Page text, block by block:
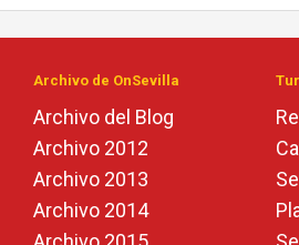
Archivo de OnSevilla
Archivo del Blog
Archivo 2012
Archivo 2013
Archivo 2014